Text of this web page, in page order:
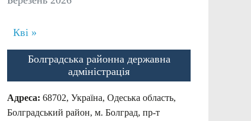
Кві »
Болградська районна державна
адміністрація
Адреса: 68702, Україна, Одеська область,
Болградський район, м. Болград, пр-т